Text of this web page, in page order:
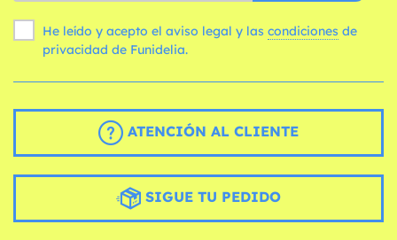
He leído y acepto el aviso legal y las condiciones
privacidad de Funidelia.
ATENCIÓN AL CLIENTE
SIGUE TU PEDIDO